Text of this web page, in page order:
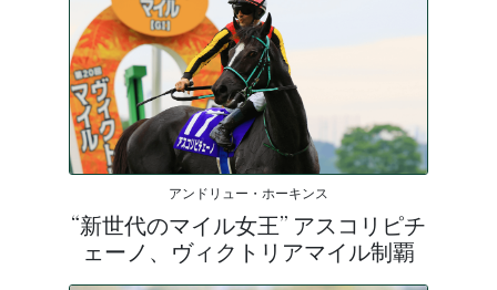
アンドリュー・ホーキンス
“新世代のマイル女王” アスコリピチ
ェーノ、ヴィクトリアマイル制覇